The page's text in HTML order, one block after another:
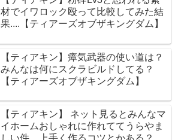
材でイワロック殴って比較してみた結
果....【ティアーズオブザキングダム】
【ティアキン】瘴気武器の使い道は？
みんなは何にスクラビルドしてる？
【ティアーズオブザキングダム】
【ティアキン】 ネット見るとみんなマ
イホームおしゃれに作れててうらやま
しい件....上手く作るコツとかある？